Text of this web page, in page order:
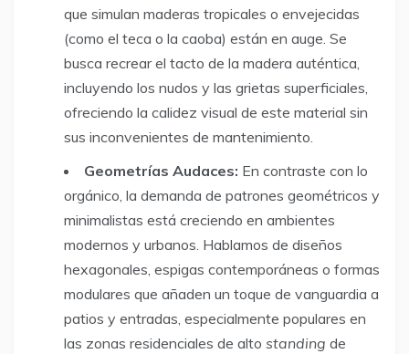
que simulan maderas tropicales o envejecidas
(como el teca o la caoba) están en auge. Se
busca recrear el tacto de la madera auténtica,
incluyendo los nudos y las grietas superficiales,
ofreciendo la calidez visual de este material sin
sus inconvenientes de mantenimiento.
Geometrías Audaces: En contraste con lo
orgánico, la demanda de patrones geométricos y
minimalistas está creciendo en ambientes
modernos y urbanos. Hablamos de diseños
hexagonales, espigas contemporáneas o formas
modulares que añaden un toque de vanguardia a
patios y entradas, especialmente populares en
las zonas residenciales de alto standing de